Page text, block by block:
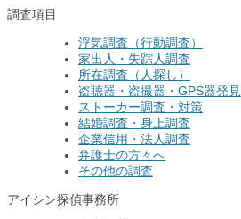
調査項目
浮気調査（行動調査）
家出人・失踪人調査
所在調査（人探し）
盗聴器・盗撮器・GPS器発見
ストーカー調査・対策
結婚調査・身上調査
企業信用・法人調査
弁護士の方々へ
その他の調査
アイシン探偵事務所